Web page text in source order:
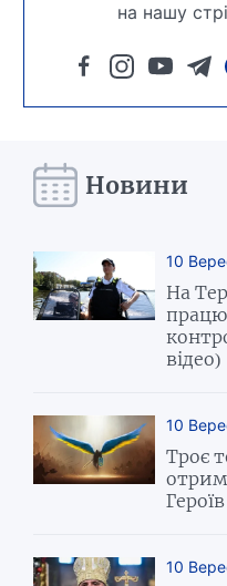
на нашу
Новини
10
На
відео)
10
Троє
10